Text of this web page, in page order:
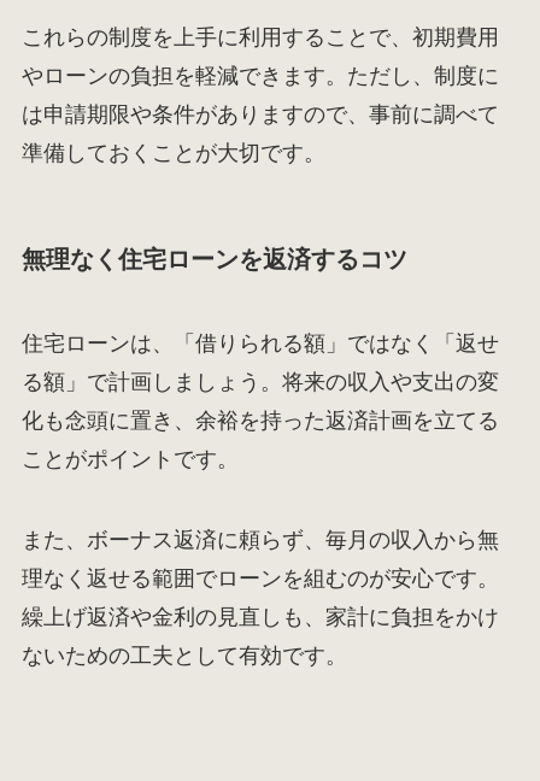
これらの制度を上手に利用することで、初期費用
やローンの負担を軽減できます。ただし、制度に
は申請期限や条件がありますので、事前に調べて
準備しておくことが大切です。
無理なく住宅ローンを返済するコツ
住宅ローンは、「借りられる額」ではなく「返せ
る額」で計画しましょう。将来の収入や支出の変
化も念頭に置き、余裕を持った返済計画を立てる
ことがポイントです。
また、ボーナス返済に頼らず、毎月の収入から無
理なく返せる範囲でローンを組むのが安心です。
繰上げ返済や金利の見直しも、家計に負担をかけ
ないための工夫として有効です。